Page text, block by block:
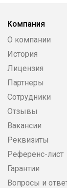
Компания
О компании
История
Лицензия
Партнеры
Сотрудники
Отзывы
Вакансии
Реквизиты
Референс-лист
Гарантии
Вопросы и